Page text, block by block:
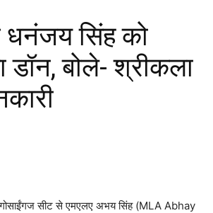
धनंजय सिंह को
डॉन, बोले- श्रीकला
सीट से एमएलए अभय सिंह (MLA Abhay